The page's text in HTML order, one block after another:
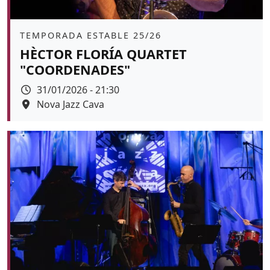
Àmbit
TEMPORADA ESTABLE 25/26
HÈCTOR FLORÍA QUARTET
"COORDENADES"
Data
31/01/2026 - 21:30
Espai
Nova Jazz Cava